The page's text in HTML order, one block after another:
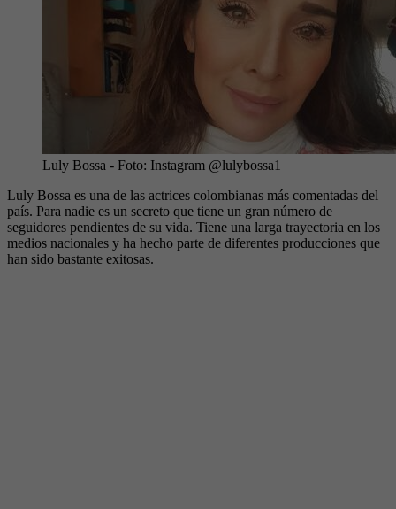
Luly Bossa - Foto: Instagram @lulybossa1
Luly Bossa es una de las actrices colombianas más comentadas del
país. Para nadie es un secreto que tiene un gran número de
seguidores pendientes de su vida. Tiene una larga trayectoria en los
medios nacionales y ha hecho parte de diferentes producciones que
han sido bastante exitosas.